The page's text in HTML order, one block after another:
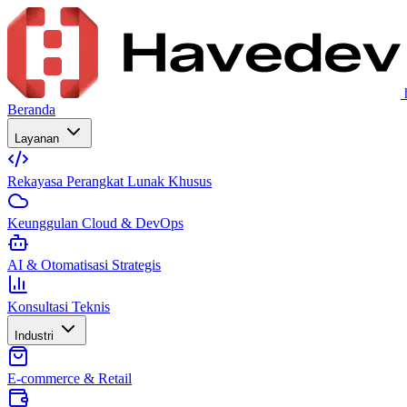
Beranda
Layanan
Rekayasa Perangkat Lunak Khusus
Keunggulan Cloud & DevOps
AI & Otomatisasi Strategis
Konsultasi Teknis
Industri
E-commerce & Retail